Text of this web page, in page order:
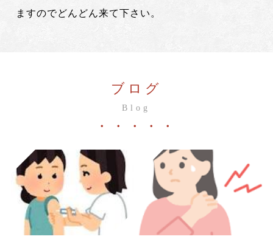
ますのでどんどん来て下さい。
ブログ
Blog
・・・・・